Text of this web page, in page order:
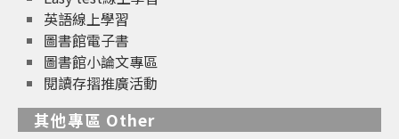
英語線上學習
圖書館電子書
圖書館小論文專區
閱讀存摺推廣活動
其他專區 Other